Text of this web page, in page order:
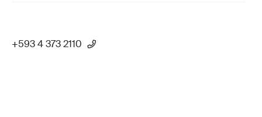
+593 4 373 2110